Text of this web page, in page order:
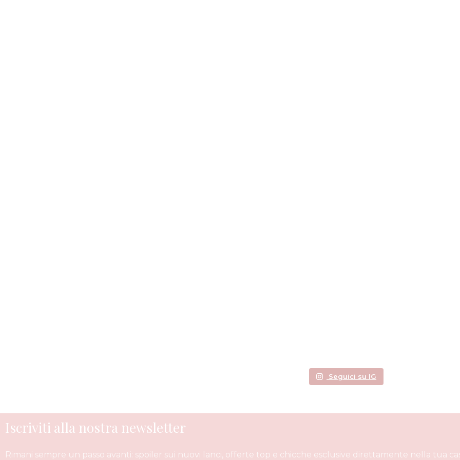
Seguici su IG
Iscriviti alla nostra newsletter
Rimani sempre un passo avanti: spoiler sui nuovi lanci, offerte top e chicche esclusive direttamente nella tua